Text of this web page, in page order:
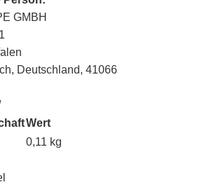
GMBH
Deutschland, 41066
Wert
0,11 kg